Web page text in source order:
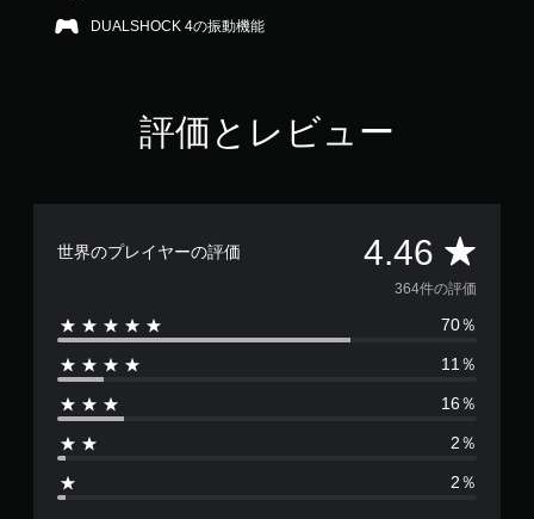
4
DUALSHOCK 4の振動機能
評価とレビュー
世界のプレイヤーの評価 4.46 評
価
数
は
6
364件の評価
70％
11％
16％
2％
2％